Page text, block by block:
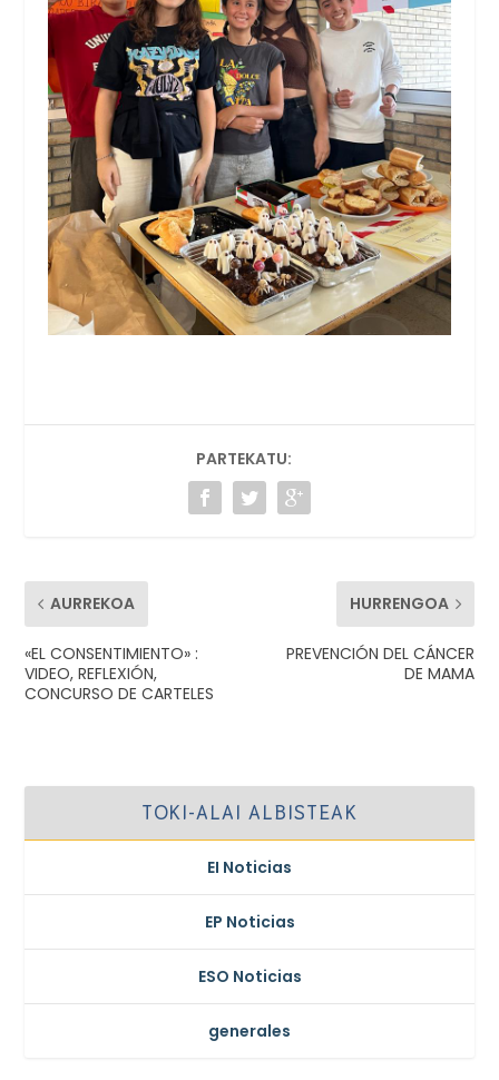
PARTEKATU:
AURREKOA
«EL CONSENTIMIENTO» :
VIDEO, REFLEXIÓN,
CONCURSO DE CARTELES
HURRENGOA
PREVENCIÓN DEL CÁNCER
DE MAMA
TOKI-ALAI ALBISTEAK
EI Noticias
EP Noticias
ESO Noticias
generales